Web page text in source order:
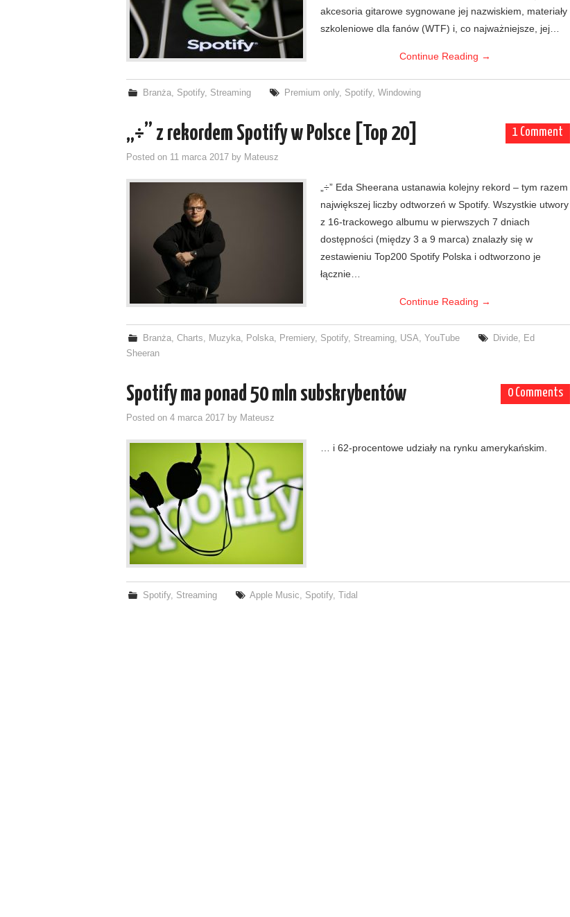
akcesoria gitarowe sygnowane jej nazwiskiem, materiały
szkoleniowe dla fanów (WTF) i, co najważniejsze, jej…
Continue Reading →
Branża, Spotify, Streaming Premium only, Spotify,Windowing
1 Comment
„÷” z rekordem Spotify w Polsce [Top 20]
Posted on 11 marca 2017 by Mateusz
„÷” Eda Sheerana ustanawia kolejny rekord – tym razem
największej liczby odtworzeń w Spotify. Wszystkie utwory
z 16-trackowego albumu w pierwszych 7 dniach
dostępności (między 3 a 9 marca) znalazły się w
zestawieniu Top200 Spotify Polska i odtworzono je
łącznie…
Continue Reading →
Branża,Charts, Muzyka, Polska, Premiery, Spotify, Streaming, USA, YouTube Divide, Ed
Sheeran
0 Comments
Spotify ma ponad 50 mln subskrybentów
Posted on 4 marca 2017 by Mateusz
… i 62-procentowe udziały na rynku amerykańskim.
Spotify, Streaming Apple Music, Spotify, Tidal